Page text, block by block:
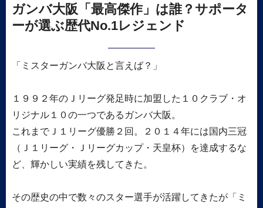
ガンバ大阪「最高傑作」は誰？サポータ
ーが選ぶ歴代No.1レジェンド
「ミスターガンバ大阪と言えば？」
１９９２年のＪリーグ発足時に加盟した１０クラブ・オ
リジナル１０の一つであるガンバ大阪。
これまでＪ１リーグ優勝２回。２０１４年には国内三冠
（Ｊ１リーグ・Ｊリーグカップ・天皇杯）を達成するな
ど、輝かしい実績を残してきた。
その歴史の中で数々のスター選手が活躍してきたが「ミ